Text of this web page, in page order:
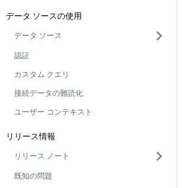
データ ソースの使用
データ ソース
認証
カスタム クエリ
接続データの難読化
ユーザー コンテキスト
リリース情報
リリース ノート
既知の問題